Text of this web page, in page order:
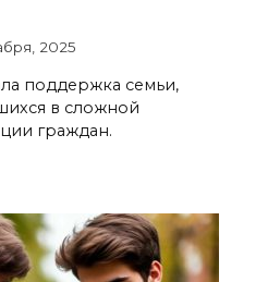
2025
поддержка семьи,
в сложной
граждан.